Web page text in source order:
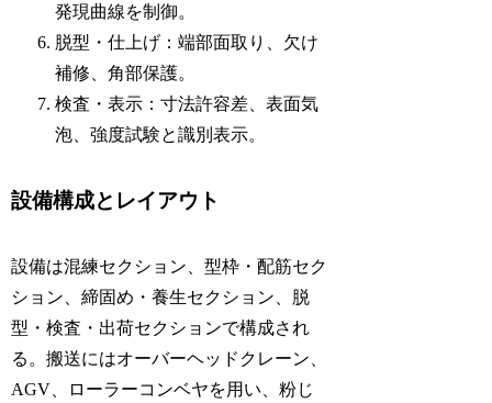
発現曲線を制御。
脱型・仕上げ：端部面取り、欠け
補修、角部保護。
検査・表示：寸法許容差、表面気
泡、強度試験と識別表示。
設備構成とレイアウト
設備は混練セクション、型枠・配筋セク
ション、締固め・養生セクション、脱
型・検査・出荷セクションで構成され
る。搬送にはオーバーヘッドクレーン、
AGV、ローラーコンベヤを用い、粉じ